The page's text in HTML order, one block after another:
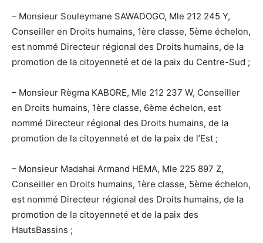
– Monsieur Souleymane SAWADOGO, Mle 212 245 Y,
Conseiller en Droits humains, 1ère classe, 5ème échelon,
est nommé Directeur régional des Droits humains, de la
promotion de la citoyenneté et de la paix du Centre-Sud ;
– Monsieur Règma KABORE, Mle 212 237 W, Conseiller
en Droits humains, 1ère classe, 6ème échelon, est
nommé Directeur régional des Droits humains, de la
promotion de la citoyenneté et de la paix de l’Est ;
– Monsieur Madahai Armand HEMA, Mle 225 897 Z,
Conseiller en Droits humains, 1ère classe, 5ème échelon,
est nommé Directeur régional des Droits humains, de la
promotion de la citoyenneté et de la paix des
HautsBassins ;